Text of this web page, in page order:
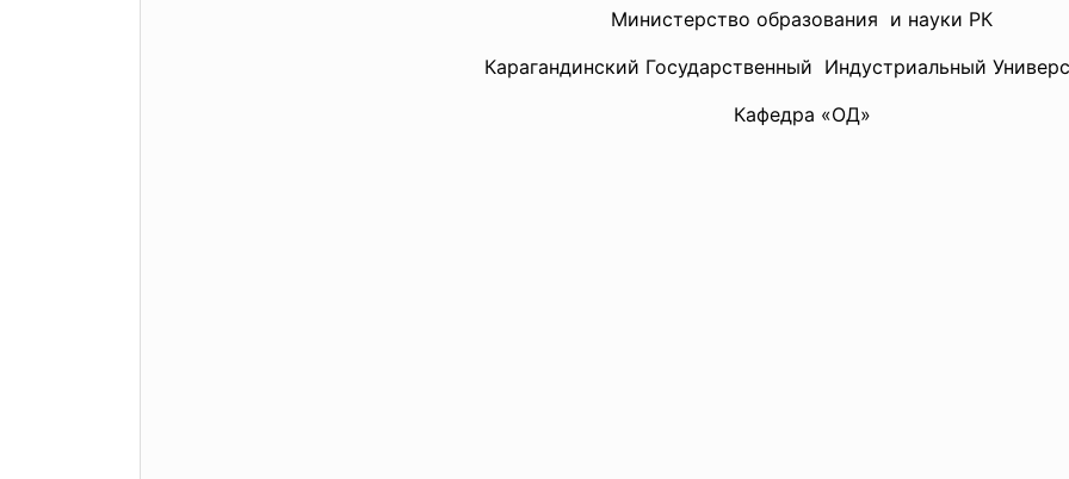
Министерство образования и науки РК
Карагандинский Государственный Индустриальный
Кафедра «ОД»